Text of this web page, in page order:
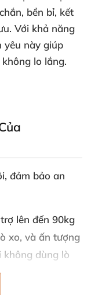
, bền bỉ, kết
. Với khả năng
yêu này giúp
không lo lắng.
, đảm bảo an
lên đến 90kg
xo, và ấn tượng
không dùng lò
muốn sự